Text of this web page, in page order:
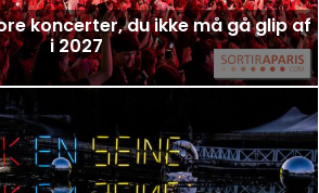
koncerter, du ikke må gå glip af
i 2027